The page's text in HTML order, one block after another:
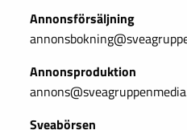
Annonsförsäljning
Annonsproduktion
Sveabörsen